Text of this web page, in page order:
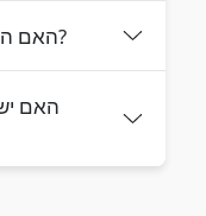
האם הסוכן ליצירת חידות חינמי לשימוש?
האם